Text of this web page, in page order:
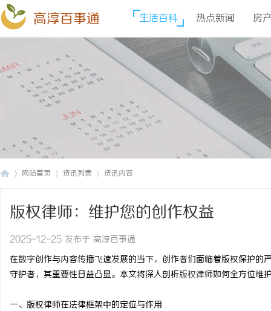
高淳百事通 生活百科 热点新闻 房
网站首页 资讯列表 资讯内容
版权律师：维护您的创作权益
2025-12-25 发布于 高淳百事通
在数字创作与内容传播飞速发展的当下，创作者们面临着版权保护
守护者，其重要性日益凸显。本文将深入剖析版权律师如何全方位维
一、版权律师在法律框架中的定位与作用